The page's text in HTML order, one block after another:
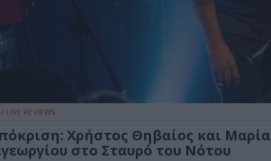
REVIEWS
Χρήστος Θηβαίος και Μαρία
στο Σταυρό του Νότου